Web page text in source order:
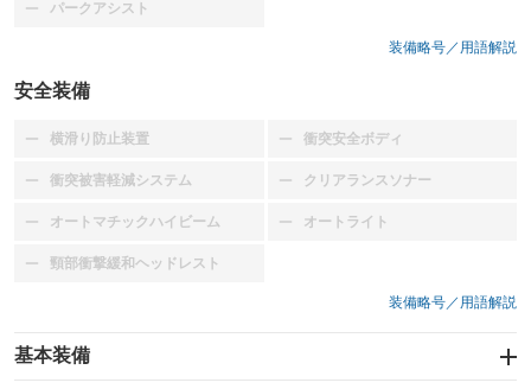
パークアシスト
：装備なし
装備略号／用語解説
安全装備
横滑り防止装置
：装備なし 衝突安全ボディ
：装備なし
衝突被害軽減システム
：装備なし クリアランスソナー
：装備なし
オートマチックハイビーム
：装備なし オートライト
：装備なし
頸部衝撃緩和ヘッドレスト
：装備なし
装備略号／用語解説
基本装備